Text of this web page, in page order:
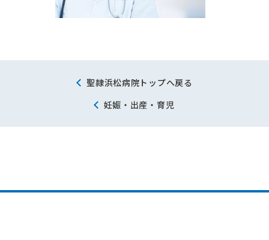
妊娠・出産・育児
聖隷浜松病院トップへ戻る